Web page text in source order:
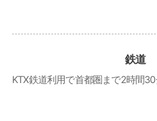
鉄道
KTX鉄道利用で首都圏まで2時間